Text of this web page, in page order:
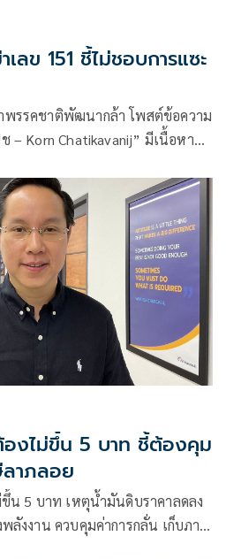
ลข 151 ชี้ไม่ชอบการแซะ
รรคชาติพัฒนากล้า โพสต์ข้อความ
– Korn Chatikavanij” มีเนื้อหา
งไม่ขึ้น 5 บาท ชี้ต้องคุม
าภลอย
น 5 บาท เหตุน้ำมันดิบราคาลดลง
พลังงาน ควบคุมค่าการกลั่น เก็บภาษี